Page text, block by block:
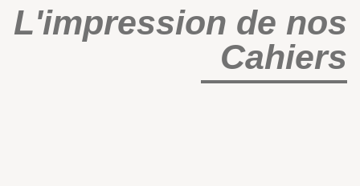
L'impression de nos
Cahiers